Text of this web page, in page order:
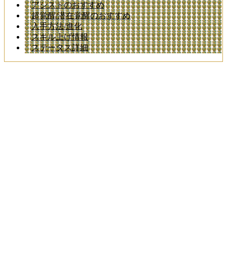
アシストのおすすめ
超覚醒/潜在覚醒のおすすめ
入手方法/進化
スキル上げ情報
ステータス詳細